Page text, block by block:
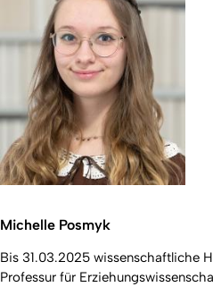
Michelle Posmyk
Bis 31.03.2025 wissenschaftliche
Professur für